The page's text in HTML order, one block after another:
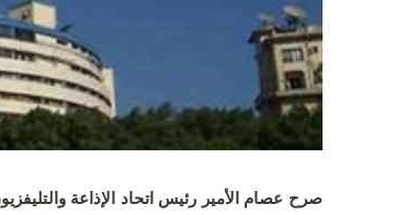
صرح عصام الأمير رئيس اتحاد الإذاعة